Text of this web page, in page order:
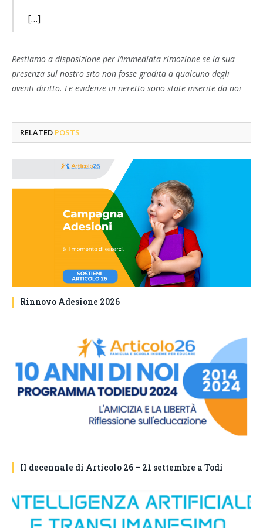
[…]
Restiamo a disposizione per l’immediata rimozione se la sua
presenza sul nostro sito non fosse gradita a qualcuno degli
aventi diritto. Le evidenze in neretto sono state inserite da noi
RELATED POSTS
Rinnovo Adesione 2026
Il decennale di Articolo 26 – 21 settembre a Todi